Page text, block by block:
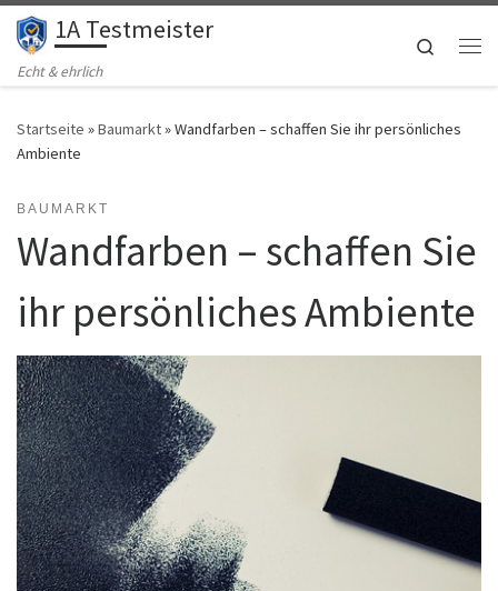
Zum Inhalt springen
1A Testmeister
Echt & ehrlich
Search
Startseite »Baumarkt»Wandfarben – schaffen Sie ihr persönliches
Ambiente
BAUMARKT
Wandfarben – schaffen Sie
ihr persönliches Ambiente